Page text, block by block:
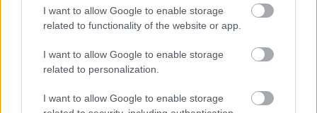
I want to allow Google to enable storage
related to functionality of the website or app.
I want to allow Google to enable storage
related to personalization.
I want to allow Google to enable storage
SilentSound•2010. június 23.
Kanyarban előzni - hogy is mondjam finoman -
igazán érti, hogy az előtte haladónak miért kellett